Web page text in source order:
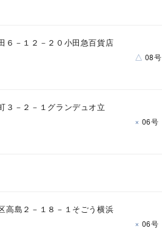
馬蹄
絞り込んで検索する
６－１２－２０小田急百貨店
△ 08号
３－２－１グランデュオ立
× 06号
高島２－１８－１そごう横浜
× 06号